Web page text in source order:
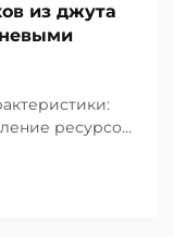
из джута
ресурсов
хлопком.